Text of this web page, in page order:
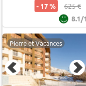
- 17 % 625 €
8.1/
Pierre et Vacances